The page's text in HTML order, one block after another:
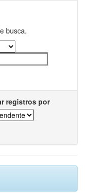
busca.
registros por